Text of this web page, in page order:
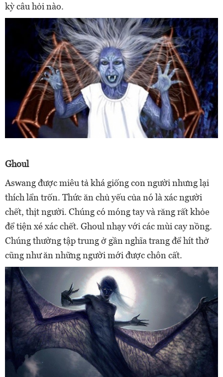
kỳ câu hỏi nào.
Ghoul
Aswang được miêu tả khá giống con người nhưng lại
thích lẩn trốn. Thức ăn chủ yếu của nó là xác người
chết, thịt người. Chúng có móng tay và răng rất khỏe
để tiện xé xác chết. Ghoul nhạy với các mùi cay nồng.
Chúng thường tập trung ở gần nghĩa trang để hít thở
cũng như ăn những người mới được chôn cất.